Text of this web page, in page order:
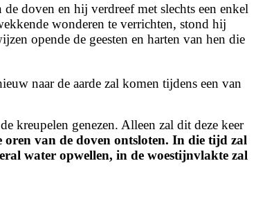
doven en hij verdreef met slechts een enkel
wonderen te verrichten, stond hij
opende de geesten en harten van hen die
naar de aarde zal komen tijdens een van
kreupelen genezen. Alleen zal dit deze keer
oren van de doven ontsloten. In die tijd zal
water opwellen, in de woestijnvlakte zal